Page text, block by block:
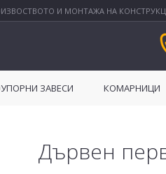
И МОНТАЖА НА
ЗАВЕСИ КОМАРНИЦИ
Дървен